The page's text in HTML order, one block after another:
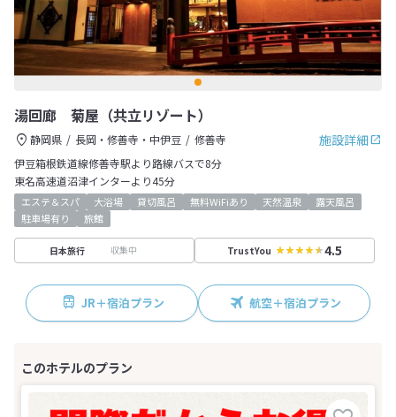
湯回廊 菊屋（共立リゾート）
施設詳細
静岡県 長岡・修善寺・中伊豆
修善寺
伊豆箱根鉄道線修善寺駅より路線バスで8分
東名高速道沼津インターより45分
エステ＆スパ 大浴場 貸切風呂 無料WiFiあり 天然温泉
露天風呂
駐車場有り
旅館
日本旅行 収集中 TrustYou 4.5
JR＋宿泊プラン 航空＋宿泊プラン